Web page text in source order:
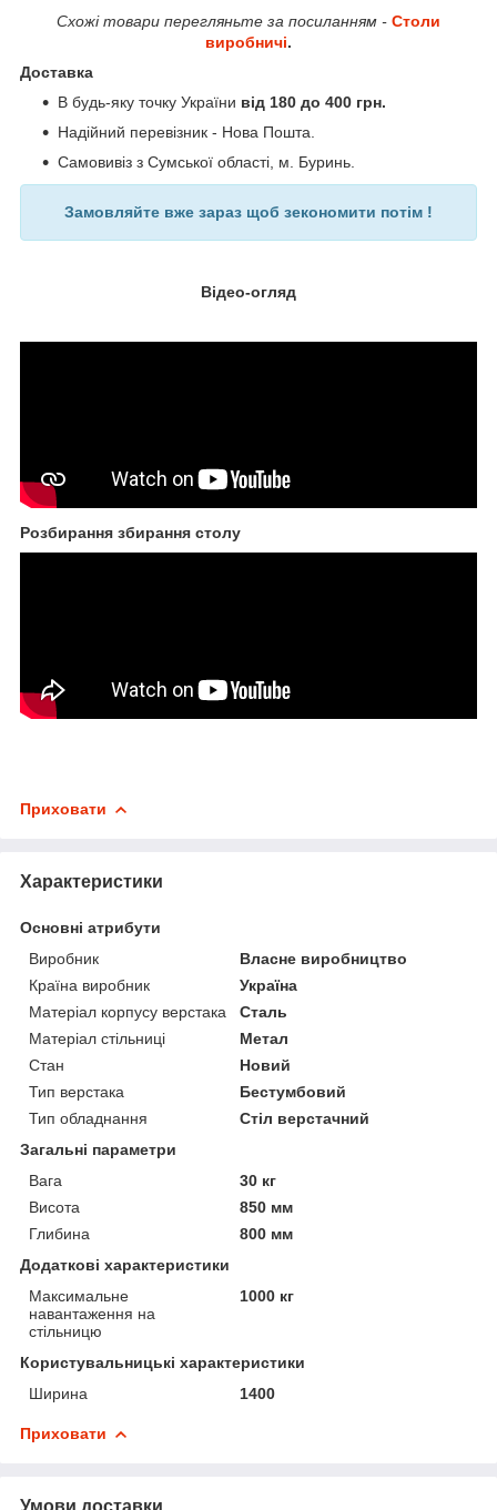
Схожі товари перегляньте за посиланням - Столи
виробничі.
Доставка
В будь-яку точку України від 180 до 400 грн.
Надійний перевізник - Нова Пошта.
Самовивіз з Сумської області, м. Буринь.
Замовляйте вже зараз щоб зекономити потім !
Відео-огляд
Розбирання збирання столу
Приховати
Характеристики
Основні атрибути
Виробник
Власне виробництво
Країна виробник
Україна
Матеріал корпусу верстака
Сталь
Матеріал стільниці
Метал
Стан
Новий
Тип верстака
Бестумбовий
Тип обладнання
Стіл верстачний
Загальні параметри
Вага
30 кг
Висота
850 мм
Глибина
800 мм
Додаткові характеристики
Максимальне
навантаження на
стільницю
1000 кг
Користувальницькі характеристики
Ширина
1400
Приховати
Умови доставки